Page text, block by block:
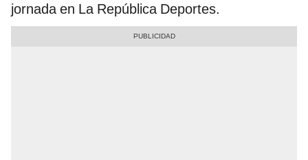
jornada en La República Deportes.